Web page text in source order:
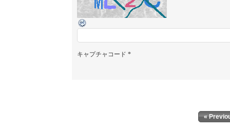
キャプチャコード *
«